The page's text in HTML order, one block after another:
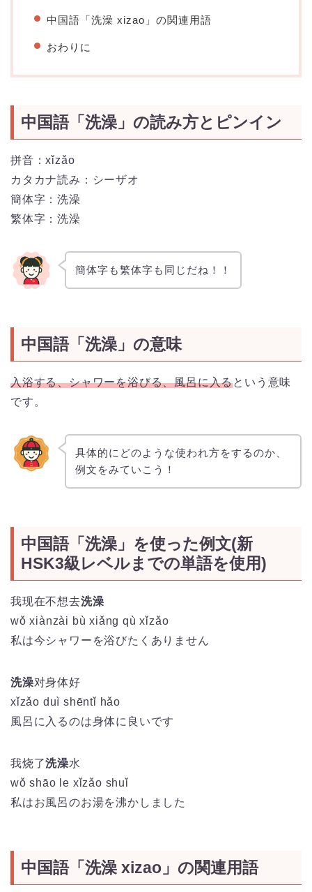
中国語「洗澡 xizao」の関連用語
おわりに
中国語「洗澡」の読み方とピンイン
拼音：xǐzǎo
カタカナ読み：シーザオ
簡体字：洗澡
繁体字：洗澡
簡体字も繁体字も同じだね！！
中国語「洗澡」の意味
入浴する、シャワーを浴びる、風呂に入るという意味
です。
具体的にどのような使われ方をするのか、
例文をみていこう！
中国語「洗澡」を使った例文(新
HSK3級レベルまでの単語を使用)
我现在不想去洗澡
wǒxiànzài bùxiǎngqùxǐzǎo
私は今シャワーを浴びたくありません
洗澡对身体好
xǐzǎo duì shēntǐ hǎo
風呂に入るのは身体に良いです
我烧了洗澡水
wǒ shāo le xǐzǎo shuǐ
私はお風呂のお湯を沸かしました
中国語「洗澡 xizao」の関連用語